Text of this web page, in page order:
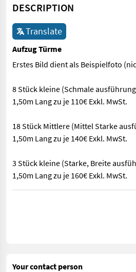
DESCRIPTION
Translate
Aufzug Türme
Erstes Bild dient als Beispielfoto
8 Stück kleine (Schmale
1,50m Lang zu je 110€ Exkl. MwSt.
18 Stück Mittlere (Mittel Starke
1,50m Lang zu je 140€ Exkl. MwSt.
3 Stück kleine (Starke, Breite
1,50m Lang zu je 160€ Exkl. MwSt.
Erstes Bild dient als Beispielfoto
Your contact person